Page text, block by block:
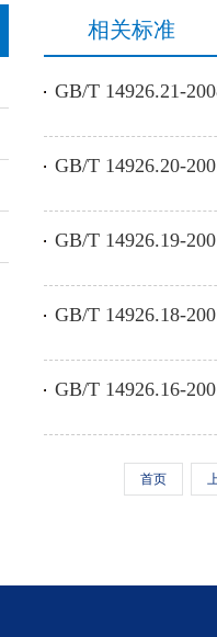
相关标准
GB/T 14926.21-
GB/T 14926.20-
GB/T 14926.19-
GB/T 14926.18-
GB/T 14926.16-
首页